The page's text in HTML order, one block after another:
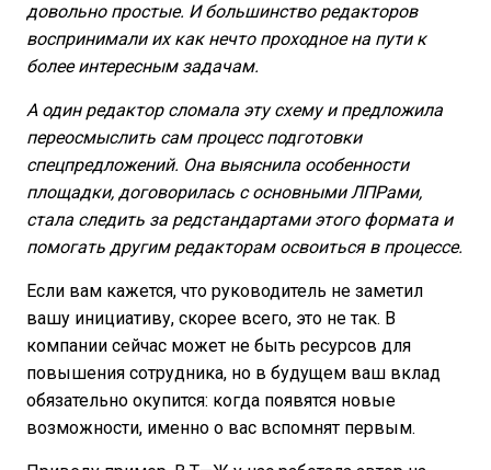
довольно простые. И большинство редакторов
воспринимали их как нечто проходное на пути к
более интересным задачам.
А один редактор сломала эту схему и предложила
переосмыслить сам процесс подготовки
спецпредложений. Она выяснила особенности
площадки, договорилась с основными ЛПРами,
стала следить за редстандартами этого формата и
помогать другим редакторам освоиться в процессе.
Если вам кажется, что руководитель не заметил
вашу инициативу, скорее всего, это не так. В
компании сейчас может не быть ресурсов для
повышения сотрудника, но в будущем ваш вклад
обязательно окупится: когда появятся новые
возможности, именно о вас вспомнят первым.